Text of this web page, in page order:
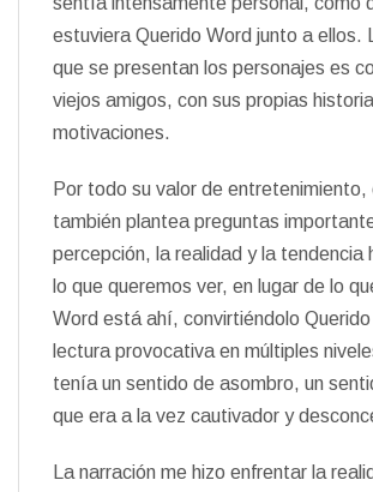
estuviera Querido Word junto a ellos.
que se presentan los personajes es
viejos amigos, con sus propias
motivaciones.
Por todo su valor de entretenimiento,
también plantea preguntas
percepción, la realidad y la tendencia
lo que queremos ver, en lugar de lo
Word está ahí, convirtiéndolo
lectura provocativa en múltiples
tenía un sentido de asombro, un
que era a la vez cautivador y
La narración me hizo enfrentar la